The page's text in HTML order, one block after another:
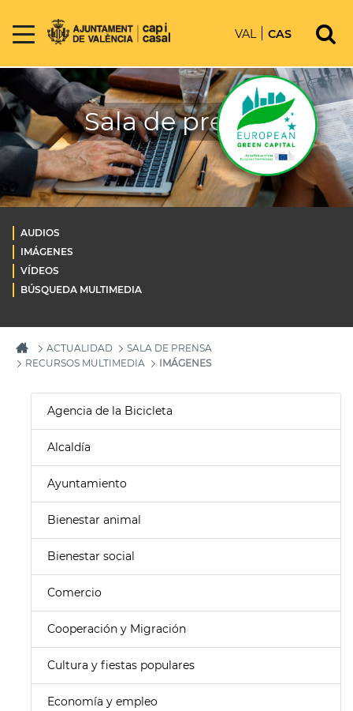
VAL CAS
Sala de prensa
AUDIOS
IMÁGENES
VÍDEOS
BÚSQUEDA MULTIMEDIA
ACTUALIDAD
SALA DE PRENSA
RECURSOS MULTIMEDIA
IMÁGENES
Agencia de la Bicicleta
Alcaldía
Ayuntamiento
Bienestar animal
Bienestar social
Comercio
Cooperación y Migración
Cultura y fiestas populares
Economía y empleo